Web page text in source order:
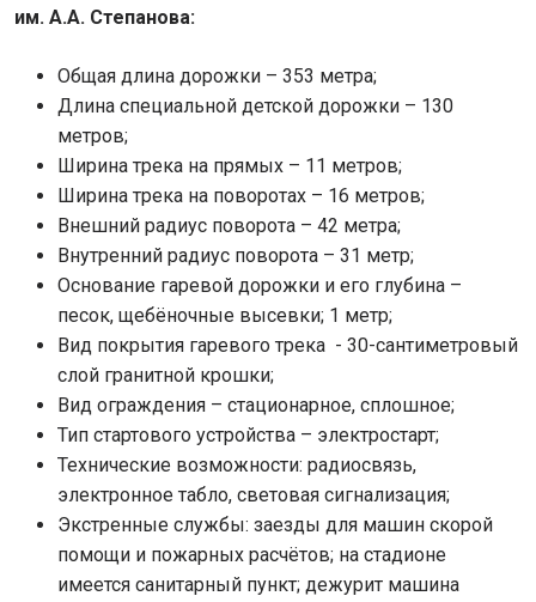
им. А.А. Степанова:
Общая длина дорожки – 353 метра;
Длина специальной детской дорожки – 130
метров;
Ширина трека на прямых – 11 метров;
Ширина трека на поворотах – 16 метров;
Внешний радиус поворота – 42 метра;
Внутренний радиус поворота – 31 метр;
Основание гаревой дорожки и его глубина –
песок, щебёночные высевки; 1 метр;
Вид покрытия гаревого трека - 30-сантиметровый
слой гранитной крошки;
Вид ограждения – стационарное, сплошное;
Тип стартового устройства – электростарт;
Технические возможности: радиосвязь,
электронное табло, световая сигнализация;
Экстренные службы: заезды для машин скорой
помощи и пожарных расчётов; на стадионе
имеется санитарный пункт; дежурит машина